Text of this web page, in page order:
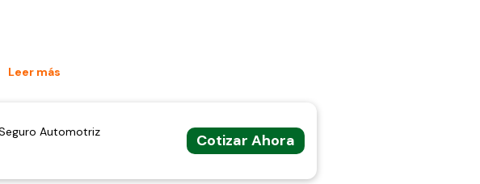
Leer más
Automotriz
Cotizar Ahora